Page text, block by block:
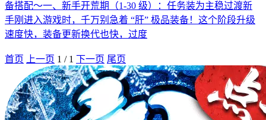
备搭配～一、新手开荒期（1-30 级）：任务装为主稳过渡新
手刚进入游戏时，千万别急着 “肝” 极品装备！这个阶段升级
速度快，装备更新换代也快，过度
首页 上一页 1 / 1 下一页 尾页